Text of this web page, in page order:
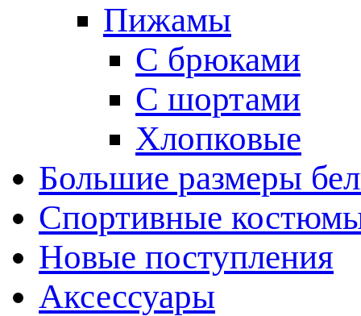
Пижамы
С брюками
С шортами
Хлопковые
Большие размеры
Спортивные
Новые поступления
Аксессуары